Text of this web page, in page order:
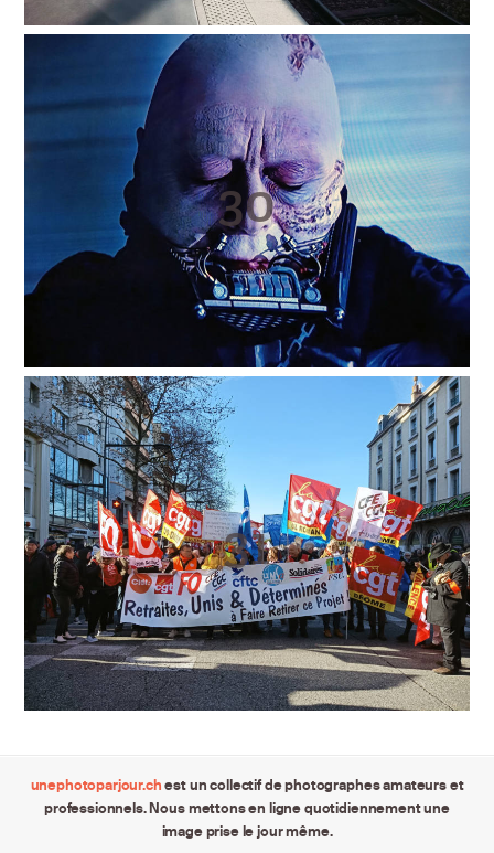
unephotoparjour.chest un collectif de photographes amateurs et
professionnels. Nous mettons en ligne quotidiennement une
image prise le jour même.